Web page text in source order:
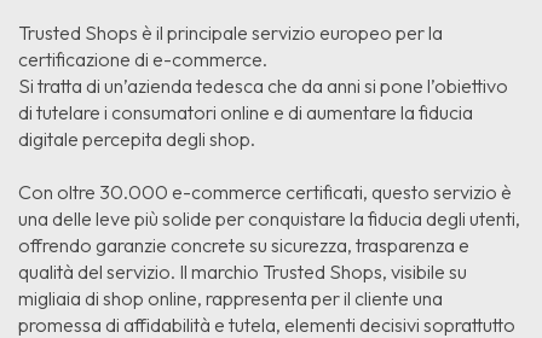
Trusted Shops è il principale servizio europeo per la
certificazione di e-commerce.
Si tratta di un’azienda tedesca che da anni si pone l’obiettivo
di tutelare i consumatori online e di aumentare la fiducia
digitale percepita degli shop.
Con oltre 30.000 e-commerce certificati, questo servizio è
una delle leve più solide per conquistare la fiducia degli utenti,
offrendo garanzie concrete su sicurezza, trasparenza e
qualità del servizio. Il marchio Trusted Shops, visibile su
migliaia di shop online, rappresenta per il cliente una
promessa di affidabilità e tutela, elementi decisivi soprattutto